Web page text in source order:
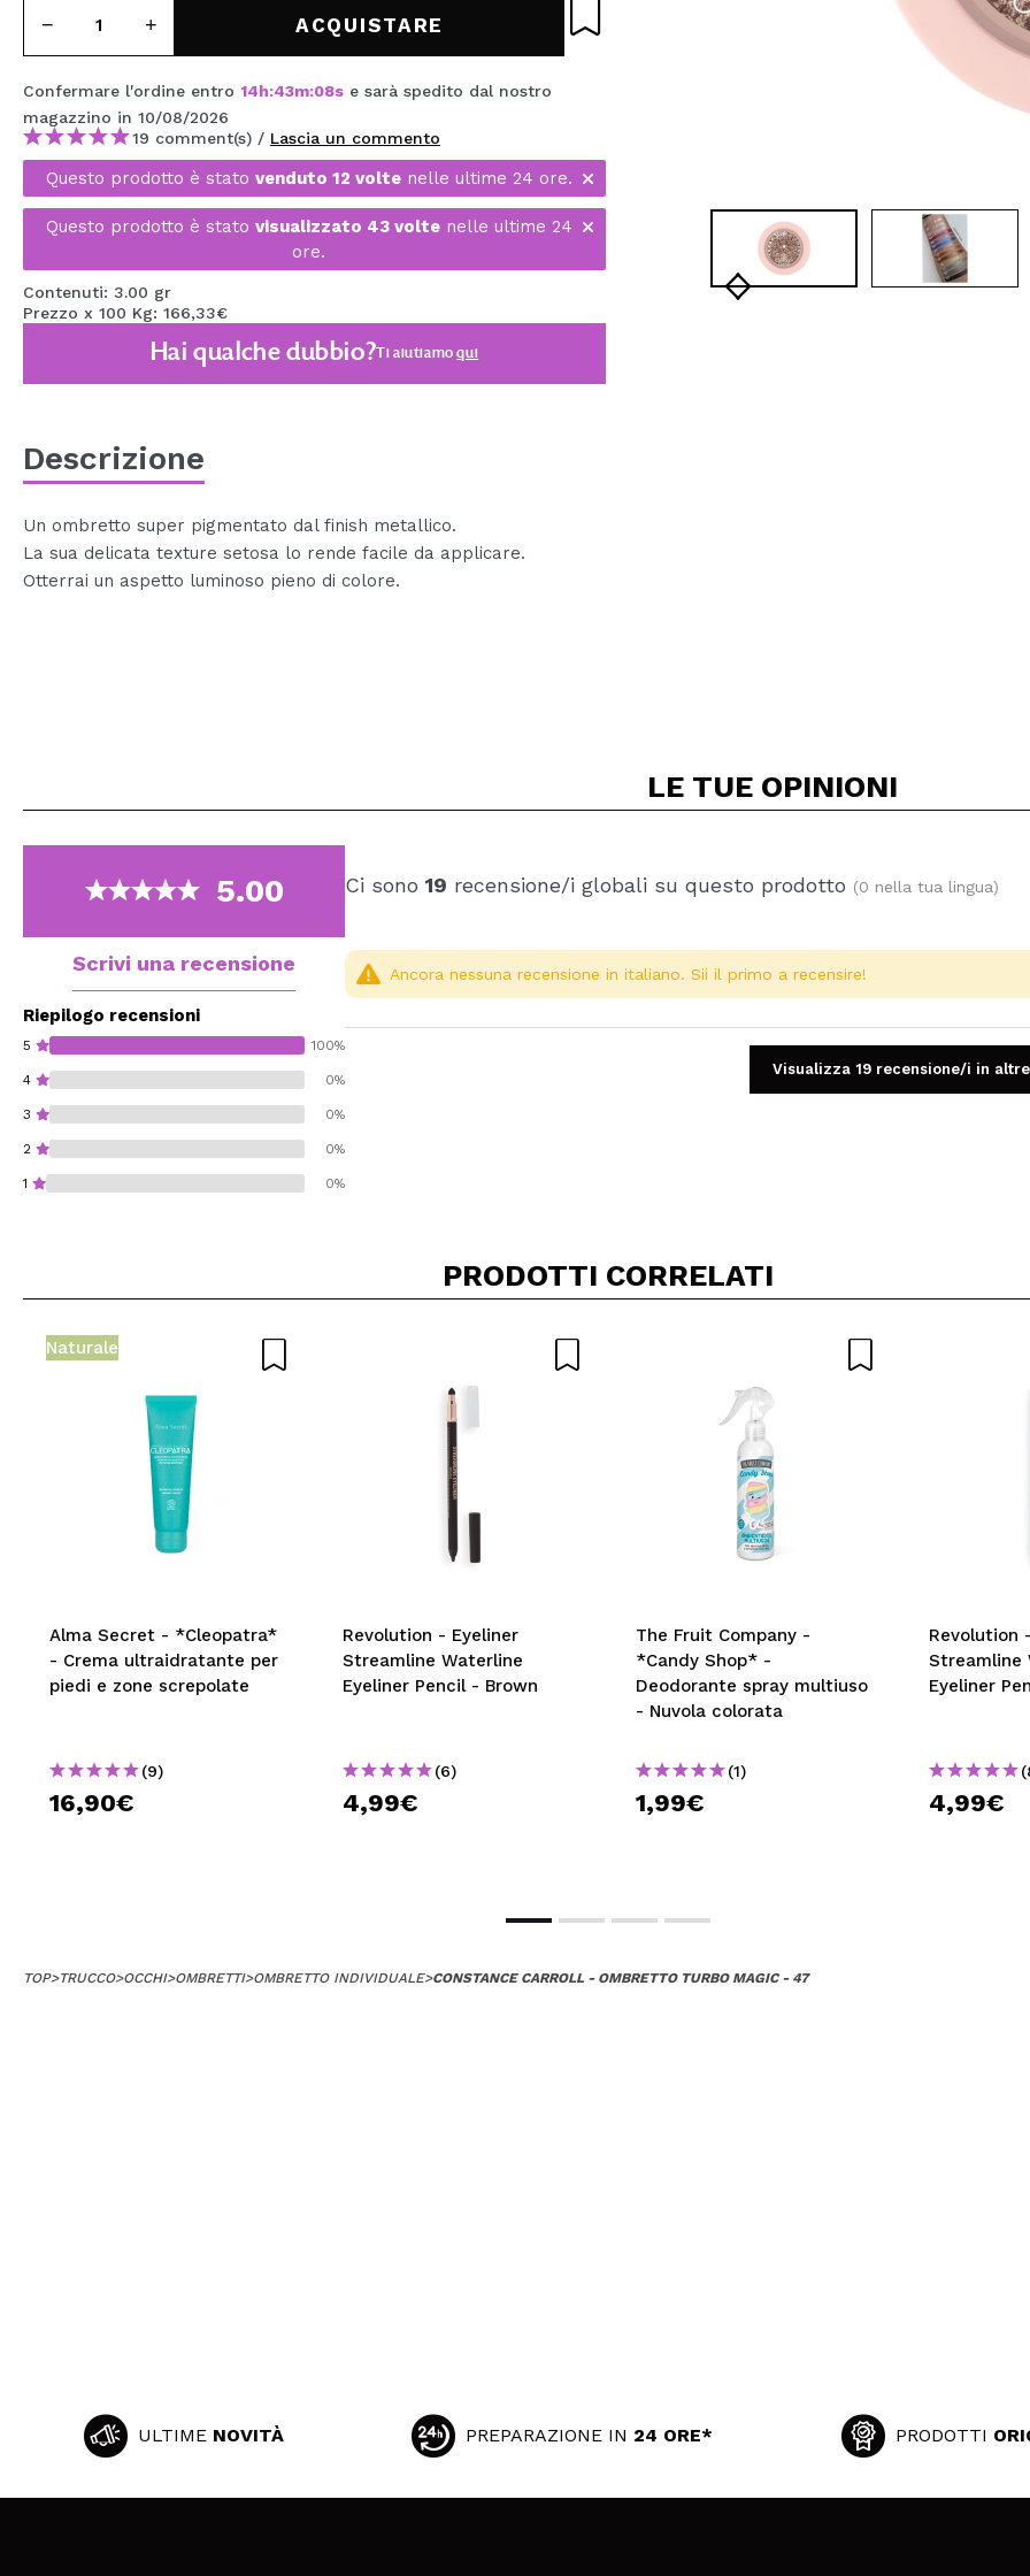
MAQUIFARMA
TRAVEL SIZE
NATURE
SPECIALE
OUTLET
SONO TORNATI!
PROSSIMAMENTE
ACQUISTARE
Confermare l'ordine entro 14h:43m:07s e sarà spedito dal nostro
magazzino in 10/08/2026
19 comment(s) / Lascia un commento
Questo prodotto è stato venduto 12 voltenelle ultime 24 ore.
Questo prodotto è stato visualizzato 43 voltenelle ultime 24
ore.
Contenuti: 3.00 gr
Prezzo x 100 Kg: 166,33€
Hai qualche dubbio?Ti aiutiamoqui
Descrizione
Un ombretto super pigmentato dal finish metallico.
La sua delicata texture setosa lo rende facile da applicare.
Otterrai un aspetto luminoso pieno di colore.
LE TUE OPINIONI
5.00
Scrivi una recensione
Riepilogo recensioni
5 100%
4 0%
3 0%
2 0%
1 0%
Ci sono 19 recensione/i globali su questo prodotto (0 nella tua lingua)
Ancora nessuna recensione in italiano. Sii il primo a recensire!
Visualizza 19 recensione/i in
PRODOTTI CORRELATI
Naturale
Alma Secret - *Cleopatra*
- Crema ultraidratante per
piedi e zone screpolate
(9)
16,90€
Revolution - Eyeliner
Streamline Waterline
Eyeliner Pencil - Brown
(6)
4,99€
The Fruit Company -
*Candy Shop* -
Deodorante spray multiuso
- Nuvola colorata
(1)
1,99€
Revolution - Eyeliner
Streamline
Eyeliner
4,99€
TOP>TRUCCO>OCCHI>OMBRETTI>OMBRETTO INDIVIDUALE>CONSTANCE CARROLL - OMBRETTO TURBO MAGIC - 47
ULTIME NOVITÀ PREPARAZIONE IN 24 ORE* PRODOTTI